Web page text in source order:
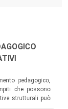
pedagogico,
che possono
strutturali può